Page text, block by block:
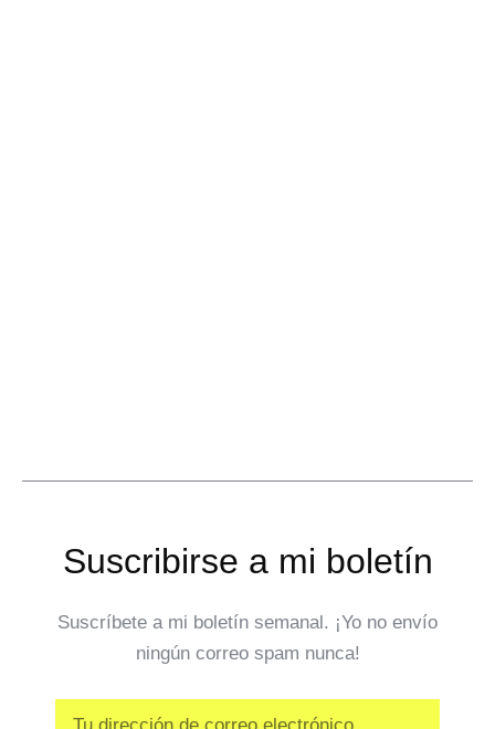
Suscribirse a mi boletín
Suscríbete a mi boletín semanal. ¡Yo no envío
ningún correo spam nunca!
Email